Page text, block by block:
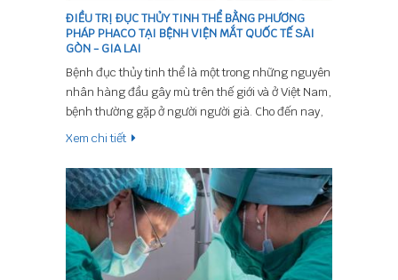
ĐIỀU TRỊ ĐỤC THỦY TINH THỂ BẰNG PHƯƠNG
PHÁP PHACO TẠI BỆNH VIỆN MẮT QUỐC TẾ SÀI
GÒN - GIA LAI
Bệnh đục thủy tinh thể là một trong những nguyên
nhân hàng đầu gây mù trên thế giới và ở Việt Nam,
bệnh thường gặp ở người người già. Cho đến nay,
chưa có loại thuốc nào có thể điều trị được đục
thuật được áp dụng phổ biến nhất trên toàn thế
giới trong điều trị đục thủy tinh thể. Hằng năm, ở
nước ta có khoảng 300 000 mắt được phẫu thuật
bằng phương pháp này.
Xem chi tiết